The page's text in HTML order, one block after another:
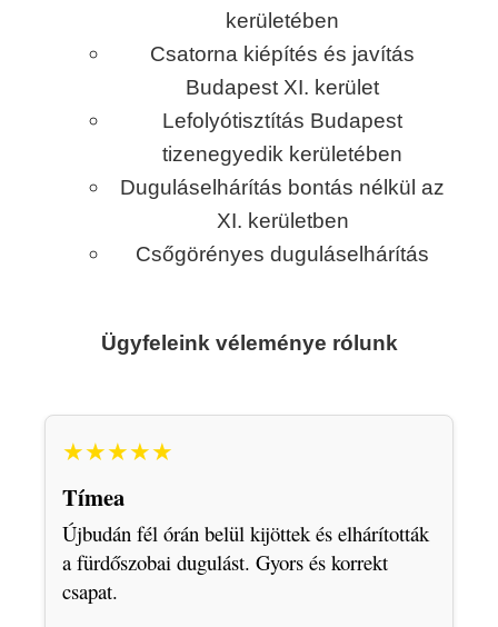
kerületében
Csatorna kiépítés és javítás
Budapest XI. kerület
Lefolyótisztítás Budapest
tizenegyedik kerületében
Duguláselhárítás bontás nélkül az
XI. kerületben
Csőgörényes duguláselhárítás
Ügyfeleink véleménye rólunk
★★★★★
Tímea
Újbudán fél órán belül kijöttek és elhárították
a fürdőszobai dugulást. Gyors és korrekt
csapat.